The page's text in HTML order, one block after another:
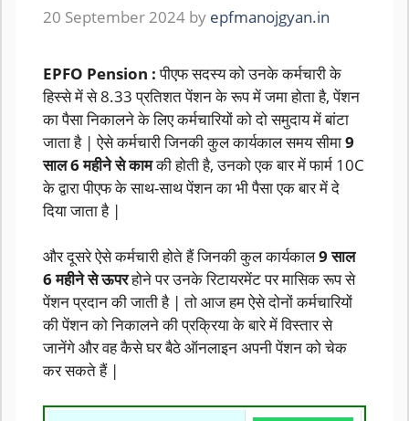
20 September 2024 by epfmanojgyan.in
EPFO Pension :पीएफ सदस्य को उनके कर्मचारी के
हिस्से में से 8.33 प्रतिशत पेंशन के रूप में जमा होता है, पेंशन
का पैसा निकालने के लिए कर्मचारियों को दो समुदाय में बांटा
जाता है | ऐसे कर्मचारी जिनकी कुल कार्यकाल समय सीमा9
साल 6 महीने से कामकी होती है, उनको एक बार में फार्म 10C
के द्वारा पीएफ के साथ-साथ पेंशन का भी पैसा एक बार में दे
दिया जाता है |
और दूसरे ऐसे कर्मचारी होते हैं जिनकी कुल कार्यकाल9 साल
6 महीने से ऊपरहोने पर उनके रिटायरमेंट पर मासिक रूप से
पेंशन प्रदान की जाती है | तो आज हम ऐसे दोनों कर्मचारियों
की पेंशन को निकालने की प्रक्रिया के बारे में विस्तार से
जानेंगे और वह कैसे घर बैठे ऑनलाइन अपनी पेंशन को चेक
कर सकते हैं |